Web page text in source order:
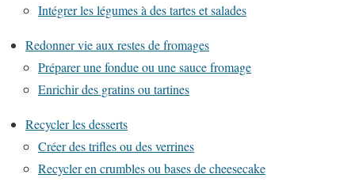
Intégrer les légumes à des tartes et salades
Redonner vie aux restes de fromages
Préparer une fondue ou une sauce fromage
Enrichir des gratins ou tartines
Recycler les desserts
Créer des trifles ou des verrines
Recycler en crumbles ou bases de cheesecake